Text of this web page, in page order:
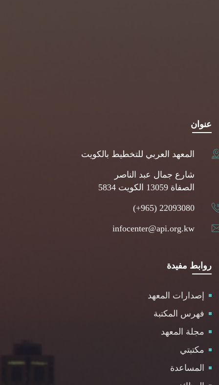
عنوان
المعهد العربي للتخطيط بالكويت
شارع جمال عبد الناصر
5834 الصفاة 13059 الكويت
(+965) 22093080
infocenter@api.org.kw
روابط مفيدة
إصدارات المعهد
فهرس المكتبة
مجلة المعهد
مكتبتي
المساعدة